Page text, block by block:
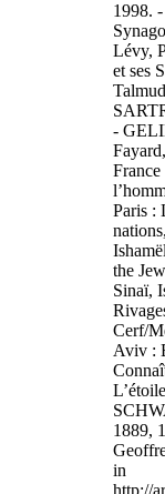
1998.
Lévy,
et ses
-
Paris :
the
Sinaï,
Cerf/
Aviv :
1889,
in
http://